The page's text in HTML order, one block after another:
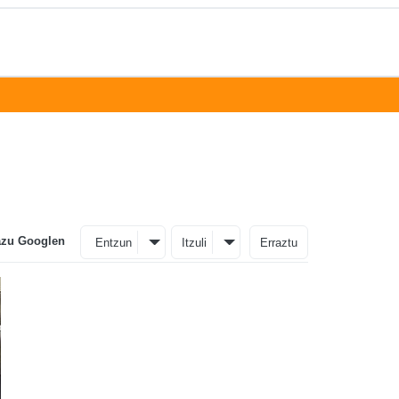
Googlen Entzun Itzuli Erraztu